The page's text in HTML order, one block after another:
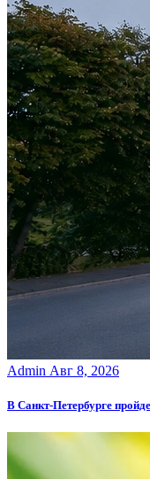
Admin Авг 8, 2026
В Санкт-Петербурге